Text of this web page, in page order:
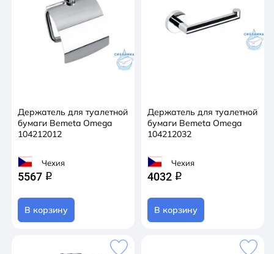
Держатель для туалетной
бумаги Bemeta Omega
104212012
Чехия
5567 q
В корзину
Держатель для туалетной
бумаги Bemeta Omega
104212032
Чехия
4032 q
В корзину